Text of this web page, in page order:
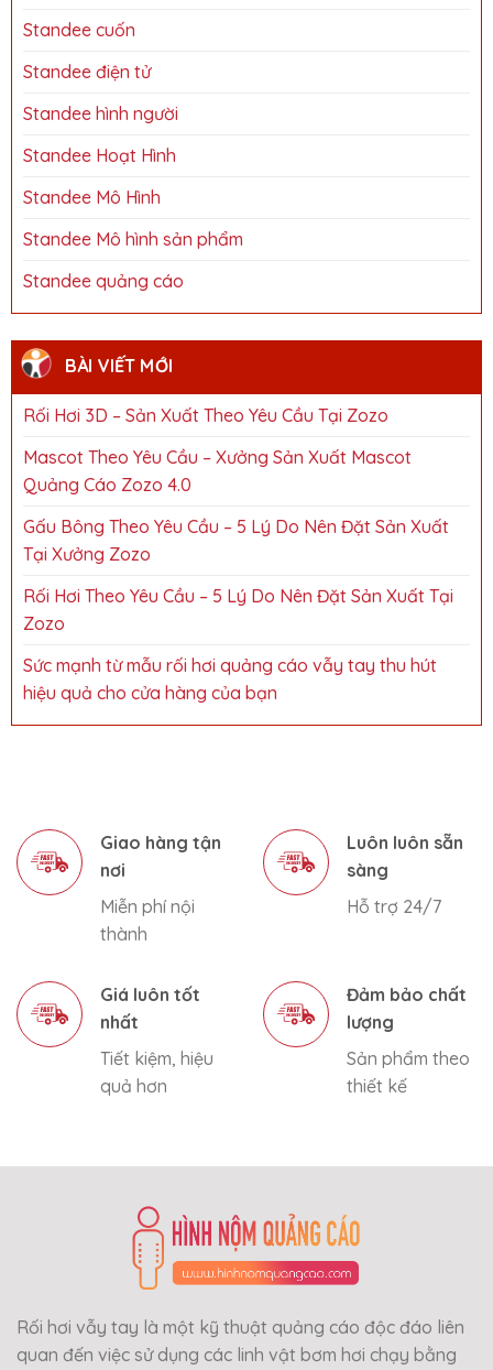
Standee cuốn
Standee điện tử
Standee hình người
Standee Hoạt Hình
Standee Mô Hình
Standee Mô hình sản phẩm
Standee quảng cáo
BÀI VIẾT MỚI
Rối Hơi 3D – Sản Xuất Theo Yêu Cầu Tại Zozo
Mascot Theo Yêu Cầu – Xưởng Sản Xuất Mascot
Quảng Cáo Zozo 4.0
Gấu Bông Theo Yêu Cầu – 5 Lý Do Nên Đặt Sản Xuất
Tại Xưởng Zozo
Rối Hơi Theo Yêu Cầu – 5 Lý Do Nên Đặt Sản Xuất Tại
Zozo
Sức mạnh từ mẫu rối hơi quảng cáo vẫy tay thu hút
hiệu quả cho cửa hàng của bạn
Giao hàng tận
nơi
Miễn phí nội
thành
Luôn luôn sẵn
sàng
Hỗ trợ 24/7
Giá luôn tốt
nhất
Tiết kiệm, hiệu
quả hơn
Đảm bảo chất
lượng
Sản phẩm theo
thiết kế
Rối hơi vẫy tay là một kỹ thuật quảng cáo độc đáo liên
quan đến việc sử dụng các linh vật bơm hơi chạy bằng